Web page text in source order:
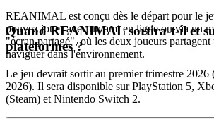
REANIMAL est conçu dès le départ pour le
pouvez jouer avec un ami en ligne ou via un
"écran partagé", où les deux joueurs
naviguer dans l'environnement.
Quand REANIMAL sortira-t-il et
plateformes ?
Le jeu devrait sortir au premier trimestre 2026
2026). Il sera disponible sur PlayStation 5,
(Steam) et Nintendo Switch 2.